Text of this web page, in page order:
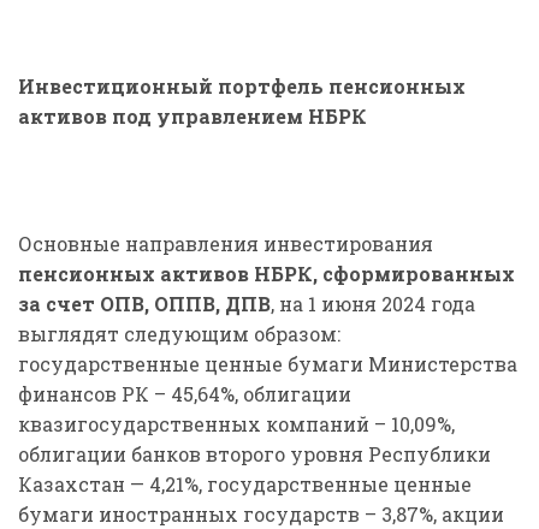
Инвестиционный портфель пенсионных
активов под управлением НБРК
Основные направления инвестирования
пенсионных активов НБРК, сформированных
за счет ОПВ, ОППВ, ДПВ, на 1 июня 2024 года
выглядят следующим образом:
государственные ценные бумаги Министерства
финансов РК – 45,64%, облигации
квазигосударственных компаний – 10,09%,
облигации банков второго уровня Республики
Казахстан — 4,21%, государственные ценные
бумаги иностранных государств – 3,87%, акции